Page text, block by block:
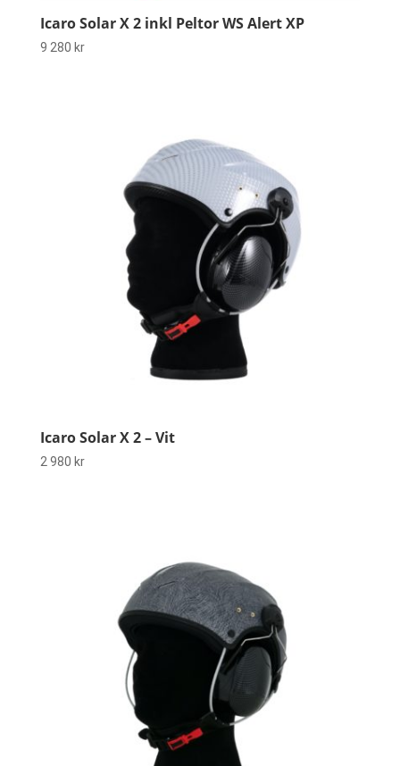
Icaro Solar X 2 inkl Peltor WS Alert XP
9 280 kr
Icaro Solar X 2 – Vit
2 980 kr